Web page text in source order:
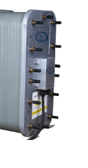
EDI超纯水
处理设备